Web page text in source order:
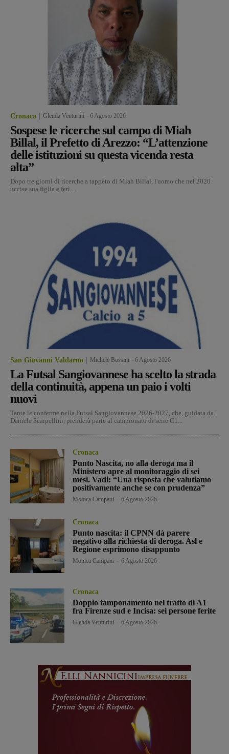
Cronaca Glenda Venturini 6 Agosto 2026
Sospese le ricerche sul campo di Miah
Billal, il Prefetto di Arezzo: “L’attenzione
delle istituzioni su questa vicenda resta
alta”
Dopo tre giorni di ricerche a tappeto di Miah Billal, l'uomo che nel 2020
uccise sua figlia e ferì...
San Giovanni Valdarno Michele Bossini 6 Agosto 2026
La Futsal Sangiovannese ha scelto la strada
della continuità, appena un paio i volti
nuovi
Tante le conferme nella Futsal Sangiovannese 2026-2027, che, guidata da
Daniele Scarpellini, prenderà parte al campionato di serie C1...
Cronaca
Punto Nascita, no alla deroga ma il
Ministero apre al monitoraggio di sei
mesi. Vadi: “Una risposta che valutiamo
positivamente anche se con prudenza”
Monica Campani 6 Agosto 2026
Cronaca
Punto nascita: il CPNN dà parere
negativo alla richiesta di deroga. Asl e
Regione esprimono disappunto
Monica Campani 6 Agosto 2026
Cronaca
Doppio tamponamento nel tratto di A1
fra Firenze sud e Incisa: sei persone ferite
Glenda Venturini 6 Agosto 2026